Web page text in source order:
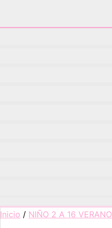
Inicio / NIÑO 2 A 16 VERANO